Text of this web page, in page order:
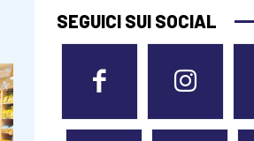
SEGUICI SUI SOCIAL